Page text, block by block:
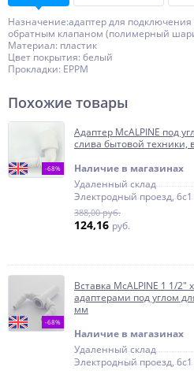
Назначение:адаптер для
обратным клапаном (полимерный
Материал: пластик
Цвет покрытия: белый
Прокладки: ЕРРМ
Похожие товары
-68%
Адаптер McALPINE под
слива бытовой техники,
Наличие в магазинах
Удаленный склад
Электродный проезд, 6с1
388,00 руб.
124,16 руб.
-68%
Вставка McALPINE 1 1/2"
адаптерами под углом
мм
Наличие в магазинах
Удаленный склад
Электродный проезд, 6с1